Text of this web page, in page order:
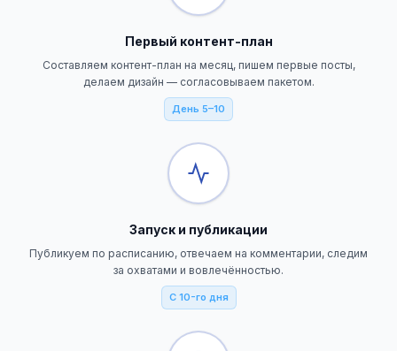
Первый контент-план
Составляем контент-план на месяц, пишем первые посты,
делаем дизайн — согласовываем пакетом.
День 5–10
Запуск и публикации
Публикуем по расписанию, отвечаем на комментарии, следим
за охватами и вовлечённостью.
С 10-го дня